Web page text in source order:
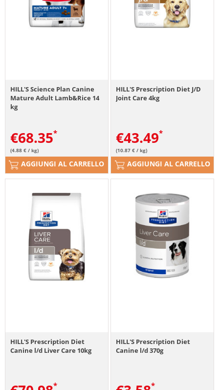
HILL'S Science Plan Canine
Mature Adult Lamb&Rice 14
kg
€68.35
(4.88 € / kg)
AGGIUNGI AL CARRELLO
HILL'S Prescription Diet J/D
Joint Care 4kg
€43.49
(10.87 € / kg)
AGGIUNGI AL CARRELLO
HILL'S Prescription Diet
Canine l/d Liver Care 10kg
HILL'S Prescription Diet
Canine l/d 370g